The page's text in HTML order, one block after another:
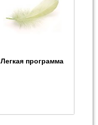
Легкая программа